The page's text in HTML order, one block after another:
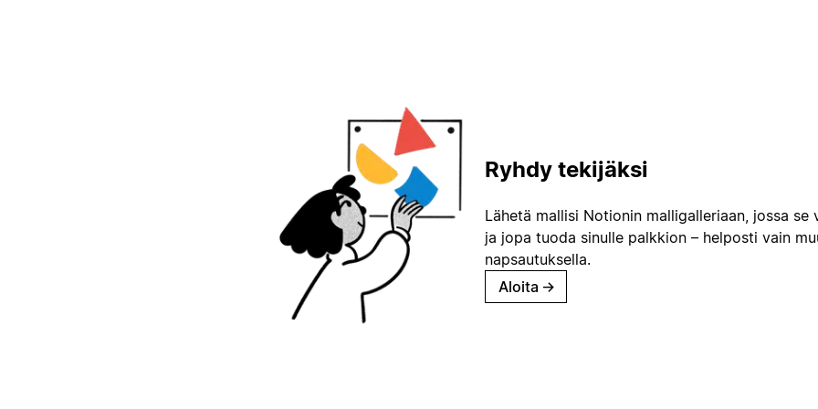
Ryhdy tekijäksi
Lähetä mallisi Notionin malligalleriaan, jossa
ja jopa tuoda sinulle palkkion – helposti vain
napsautuksella.
Aloita →